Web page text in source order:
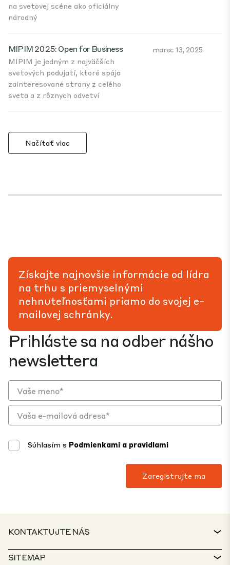
na svetovej scéne ako oficiálny
národný
MIPIM 2025: Open for Business
MIPIM je jedným z najväčších
svetových podujatí, ktoré spája
zainteresované strany z celého
sveta a z rôznych odvetví
marec 13, 2025
Načítať viac
Prihláste sa na odber nášho
newslettera
Súhlasím s Podmienkami a pravidlami
Získajte najnovšie informácie od lídra
na trhu s priemyselnými
nehnuteľnosťami priamo do svojej e-
mailovej schránky.
KONTAKTUJTE NÁS
KONTAKT
SITEMAP